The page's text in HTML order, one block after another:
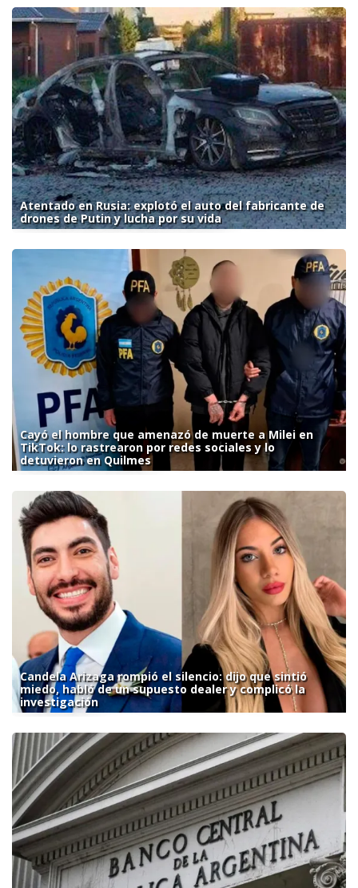
Atentado en Rusia: explotó el auto del fabricante de
drones de Putin y lucha por su vida
Cayó el hombre que amenazó de muerte a Milei en
TikTok: lo rastrearon por redes sociales y lo
detuvieron en Quilmes
Candela Arizaga rompió el silencio: dijo que sintió
miedo, habló de un supuesto dealer y complicó la
investigación